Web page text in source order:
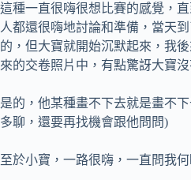
這種一直很嗨很想比賽的感覺，
人都還很嗨地討論和準備，當天
的，但大寶就開始沉默起來，我
來的交卷照片中，有點驚訝大寶
是的，他某種畫不下去就是畫不
多聊，還要再找機會跟他問問)
至於小寶，一路很嗨，一直問我